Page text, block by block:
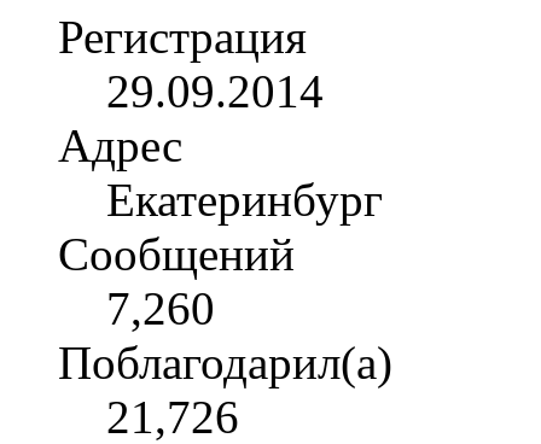
Регистрация
29.09.2014
Адрес
Екатеринбург
Сообщений
7,260
Поблагодарил(а)
21,726